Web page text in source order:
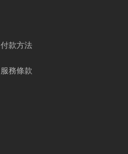
付款方法
服務條款